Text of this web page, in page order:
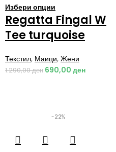
Избери опции
Regatta Fingal W
Tee turquoise
Текстил, Маици, Жени
1.290,00ден 690,00 ден
-22%